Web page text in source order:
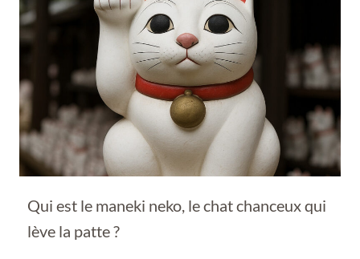
Qui est le maneki neko, le chat chanceux qui
lève la patte ?